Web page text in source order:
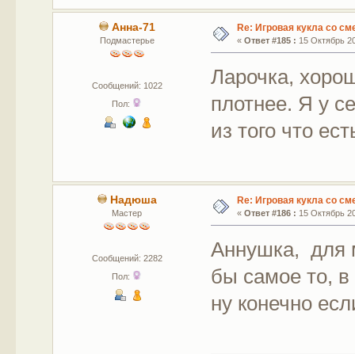
Анна-71
Подмастерье
Сообщений: 1022
Пол:
Re: Игровая кукла со
« Ответ #185 : 15 Октябрь
Ларочка,
плотнее. Я у
из того что
Надюша
Мастер
Сообщений: 2282
Пол:
Re: Игровая кукла со
« Ответ #186 : 15 Октябрь
Аннушка, для
бы самое то,
ну конечно